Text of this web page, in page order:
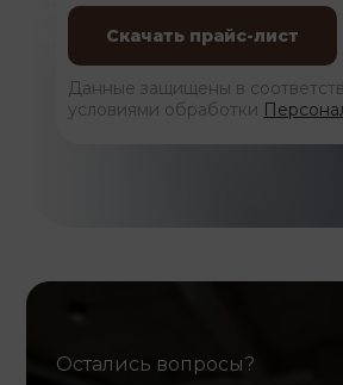
Данные защищены в
условиями обработки
Остались вопросы?